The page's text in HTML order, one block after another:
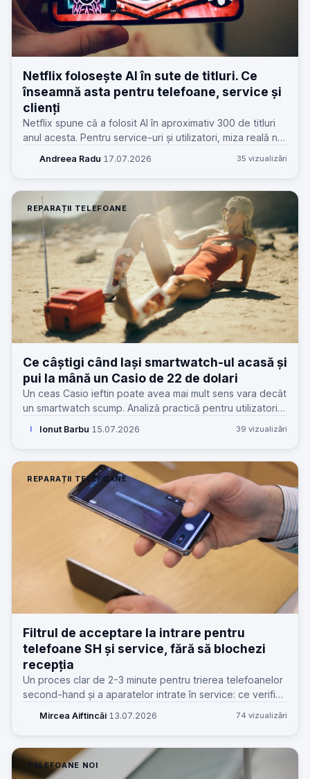
Netflix folosește AI în sute de titluri. Ce
înseamnă asta pentru telefoane, service și
clienți
Netflix spune că a folosit AI în aproximativ 300 de titluri
anul acesta. Pentru service-uri și utilizatori, miza reală nu
Andreea Radu·17.07.2026 35 vizualizări
REPARAȚII TELEFOANE
Ce câștigi când lași smartwatch-ul acasă și
pui la mână un Casio de 22 de dolari
Un ceas Casio ieftin poate avea mai mult sens vara decât
un smartwatch scump. Analiză practică pentru utilizatori,
I Ionut Barbu·15.07.2026 39 vizualizări
REPARAȚII TELEFOANE
Filtrul de acceptare la intrare pentru
telefoane SH și service, fără să blochezi
recepția
Un proces clar de 2-3 minute pentru trierea telefoanelor
second-hand și a aparatelor intrate în service: ce verifici
Mircea Aiftincăi·13.07.2026 74 vizualizări
TELEFOANE NOI